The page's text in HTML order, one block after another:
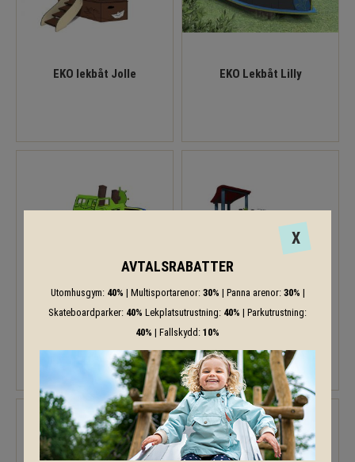
EKO lekbåt Jolle EKO Lekbåt Lilly
EKO Lekbåt på fjädrar EKO Lekskepp Adanu
X
AVTALSRABATTER
Utomhusgym: 40% | Multisportarenor: 30% | Panna arenor: 30% |
Skateboardparker: 40% Lekplatsutrustning: 40% | Parkutrustning:
40% | Fallskydd: 10%